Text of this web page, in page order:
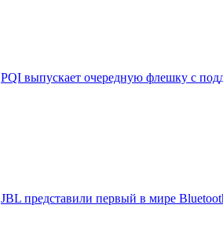
PQI выпускает очередную флешку с
JBL представили первый в мире